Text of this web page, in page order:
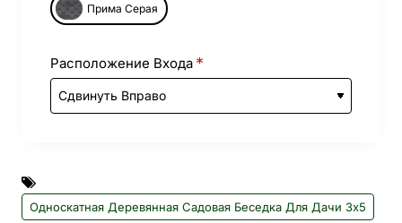
Прима Серая
Расположение Входа
Односкатная Деревянная Садовая Беседка Для Дачи 3х5